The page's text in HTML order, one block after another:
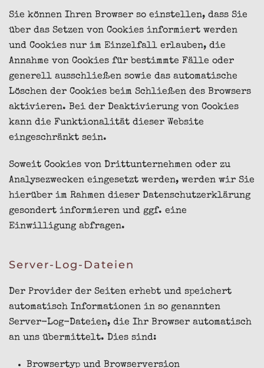
Sie können Ihren Browser so einstellen, dass Sie
über das Setzen von Cookies informiert werden
und Cookies nur im Einzelfall erlauben, die
Annahme von Cookies für bestimmte Fälle oder
generell ausschließen sowie das automatische
Löschen der Cookies beim Schließen des Browsers
aktivieren. Bei der Deaktivierung von Cookies
kann die Funktionalität dieser Website
eingeschränkt sein.
Soweit Cookies von Drittunternehmen oder zu
Analysezwecken eingesetzt werden, werden wir Sie
hierüber im Rahmen dieser Datenschutzerklärung
gesondert informieren und ggf. eine
Einwilligung abfragen.
Server-Log-Dateien
Der Provider der Seiten erhebt und speichert
automatisch Informationen in so genannten
Server-Log-Dateien, die Ihr Browser automatisch
an uns übermittelt. Dies sind:
Browsertyp und Browserversion